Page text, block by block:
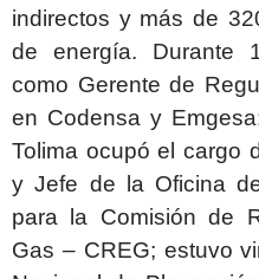
indirectos y más de
de energía. Durante
como Gerente de
en Codensa y
Tolima ocupó el cargo
y Jefe de la Oficina
para la Comisión de
Gas – CREG; estuvo